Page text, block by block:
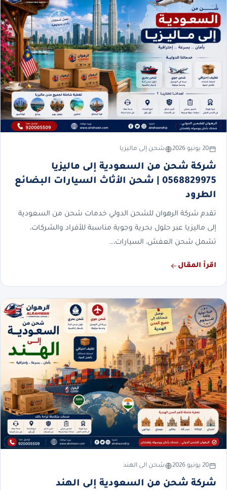
20 يونيو 2026 شحن إلى ماليزيا
شركة شحن من السعودية إلى ماليزيا
0568829975 | شحن الأثاث السيارات البضائع
الطرود
تقدم شركة الرهوان للشحن الدولي خدمات شحن من السعودية
إلى ماليزيا عبر حلول بحرية وجوية مناسبة للأفراد والشركات،
تشمل شحن العفش، السيارات،…
اقرأ المقال
20 يونيو 2026 شحن الى الهند
شركة شحن من السعودية إلى الهند